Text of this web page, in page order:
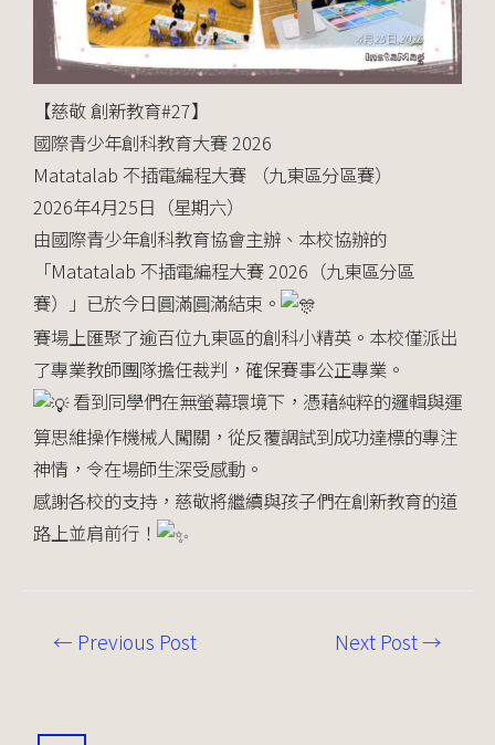
【慈敬 創新教育#27】
國際青少年創科教育大賽 2026
Matatalab 不插電編程大賽 （九東區分區賽）
2026年4月25日（星期六）
由國際青少年創科教育協會主辦、本校協辦的
「Matatalab 不插電編程大賽 2026（九東區分區
賽）」已於今日圓滿圓滿結束。
賽場上匯聚了逾百位九東區的創科小精英。本校僅派出
了專業教師團隊擔任裁判，確保賽事公正專業。
看到同學們在無螢幕環境下，憑藉純粹的邏輯與運
算思維操作機械人闖關，從反覆調試到成功達標的專注
神情，令在場師生深受感動。
感謝各校的支持，慈敬將繼續與孩子們在創新教育的道
路上並肩前行！
← Previous Post Next Post→